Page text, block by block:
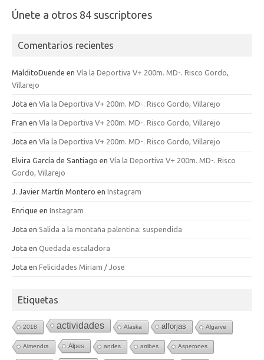
Únete a otros 84 suscriptores
Comentarios recientes
MalditoDuende en Vía la Deportiva V+ 200m. MD-. Risco Gordo,
Villarejo
Jota en Vía la Deportiva V+ 200m. MD-. Risco Gordo, Villarejo
Fran en Vía la Deportiva V+ 200m. MD-. Risco Gordo, Villarejo
Jota en Vía la Deportiva V+ 200m. MD-. Risco Gordo, Villarejo
Elvira García de Santiago en Vía la Deportiva V+ 200m. MD-. Risco
Gordo, Villarejo
J. Javier Martín Montero en Instagram
Enrique en Instagram
Jota en Salida a la montaña palentina: suspendida
Jota en Quedada escaladora
Jota en Felicidades Miriam / Jose
Etiquetas
2018 actividades Alaska alforjas Algarve
Almendra Alpes andes arribes Asperones